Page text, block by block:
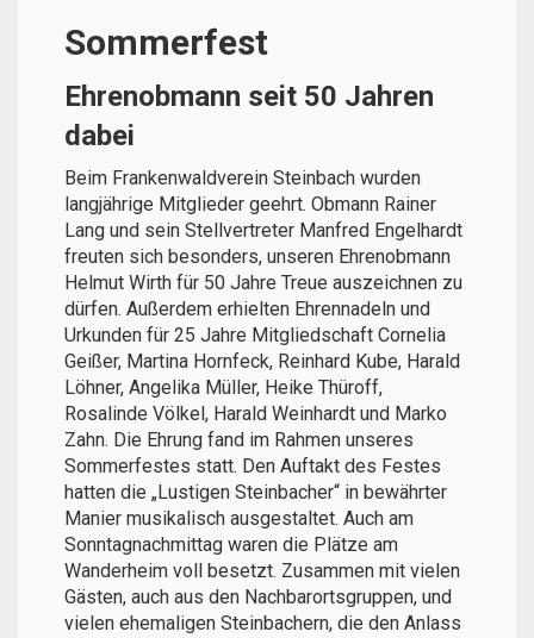
Sommerfest
Ehrenobmann seit 50 Jahren
dabei
Beim Frankenwaldverein Steinbach wurden
langjährige Mitglieder geehrt. Obmann Rainer
Lang und sein Stellvertreter Manfred Engelhardt
freuten sich besonders, unseren Ehrenobmann
Helmut Wirth für 50 Jahre Treue auszeichnen zu
dürfen. Außerdem erhielten Ehrennadeln und
Urkunden für 25 Jahre Mitgliedschaft Cornelia
Geißer, Martina Hornfeck, Reinhard Kube, Harald
Löhner, Angelika Müller, Heike Thüroff,
Rosalinde Völkel, Harald Weinhardt und Marko
Zahn. Die Ehrung fand im Rahmen unseres
Sommerfestes statt. Den Auftakt des Festes
hatten die „Lustigen Steinbacher“ in bewährter
Manier musikalisch ausgestaltet. Auch am
Sonntagnachmittag waren die Plätze am
Wanderheim voll besetzt. Zusammen mit vielen
Gästen, auch aus den Nachbarortsgruppen, und
vielen ehemaligen Steinbachern, die den Anlass